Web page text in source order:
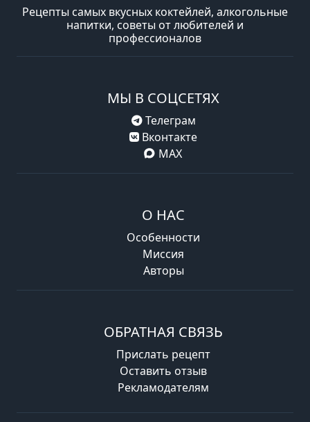
Рецепты самых вкусных коктейлей, алкогольные
напитки, советы от любителей и
профессионалов
МЫ В СОЦСЕТЯХ
Телеграм
Вконтакте
MAX
О НАС
Особенности
Миссия
Авторы
ОБРАТНАЯ СВЯЗЬ
Прислать рецепт
Оставить отзыв
Рекламодателям